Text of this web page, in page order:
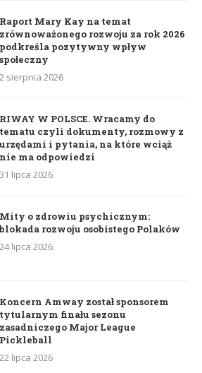
Raport Mary Kay na temat
zrównoważonego rozwoju za rok 2026
podkreśla pozytywny wpływ
społeczny
2 sierpnia 2026
RIWAY W POLSCE. Wracamy do
tematu czyli dokumenty, rozmowy z
urzędami i pytania, na które wciąż
nie ma odpowiedzi
31 lipca 2026
Mity o zdrowiu psychicznym:
blokada rozwoju osobistego Polaków
24 lipca 2026
Koncern Amway został sponsorem
tytularnym finału sezonu
zasadniczego Major League
Pickleball
22 lipca 2026